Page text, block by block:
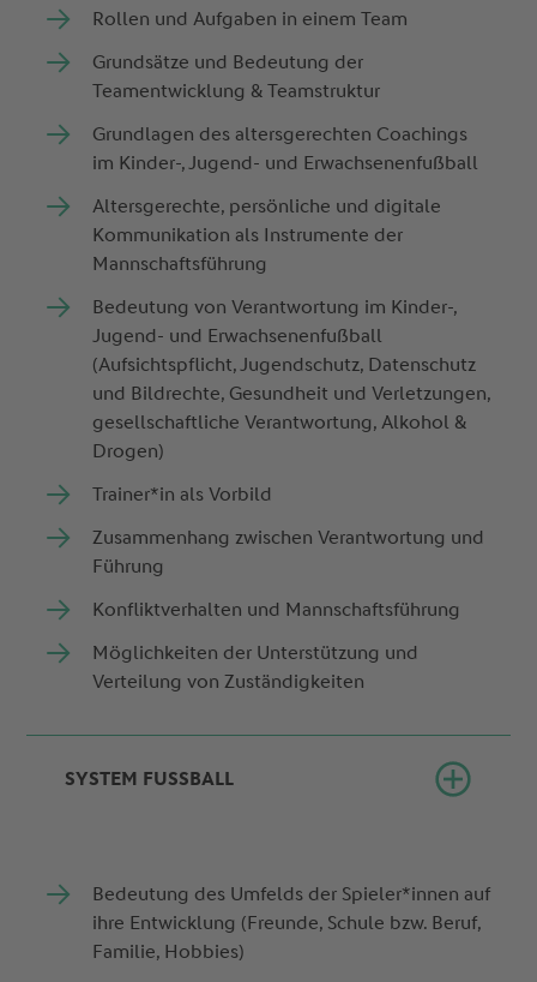
Rollen und Aufgaben in einem Team
Grundsätze und Bedeutung der
Teamentwicklung & Teamstruktur
Grundlagen des altersgerechten Coachings
im Kinder-, Jugend- und Erwachsenenfußball
Altersgerechte, persönliche und digitale
Kommunikation als Instrumente der
Mannschaftsführung
Bedeutung von Verantwortung im Kinder-,
Jugend- und Erwachsenenfußball
(Aufsichtspflicht, Jugendschutz, Datenschutz
und Bildrechte, Gesundheit und Verletzungen,
gesellschaftliche Verantwortung, Alkohol &
Drogen)
Trainer*in als Vorbild
Zusammenhang zwischen Verantwortung und
Führung
Konfliktverhalten und Mannschaftsführung
Möglichkeiten der Unterstützung und
Verteilung von Zuständigkeiten
SYSTEM FUSSBALL
Bedeutung des Umfelds der Spieler*innen auf
ihre Entwicklung (Freunde, Schule bzw. Beruf,
Familie, Hobbies)